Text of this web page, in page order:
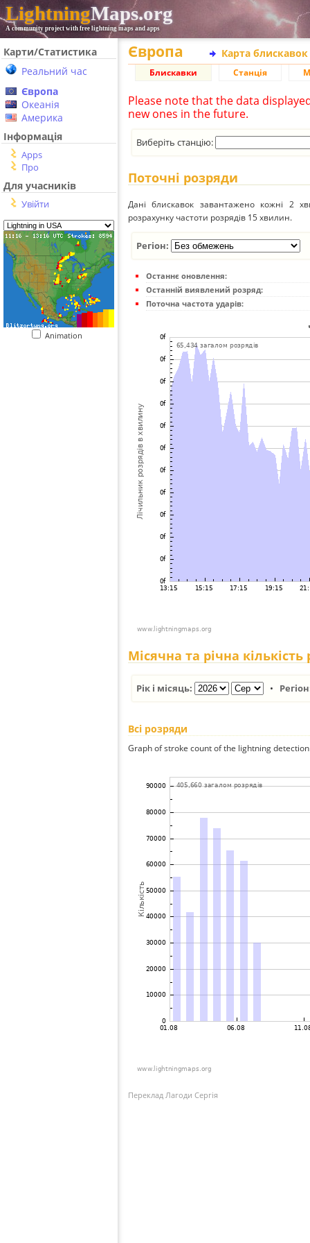
LightningMaps.org
A community project with free lightning maps and apps
Карти/Статистика
Реальний час
Європа
Океанія
Америка
Інформація
Apps
Про
Для учасників
Увійти
Animation
Європа Карта
Блискавки Станція
Please note that the data
new ones in the future.
Виберіть станцію:
Поточні розряди
Дані блискавок завантажено кожні 2
розрахунку частоти розрядів 15 хвилин.
Регіон:
Останнє оновлення:
Останній виявлений розряд:
Поточна частота ударів:
Місячна та річна кількість
Рік і місяць: •
Всі розряди
Graph of stroke count of the lightning
Переклад Лагоди Сергія